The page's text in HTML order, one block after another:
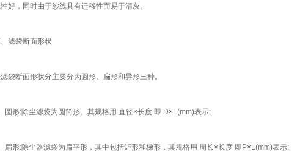
好，同时由于纱线具有迁移性而易于清灰。
滤袋断面形状
袋断面形状分主要分为圆形、扁形和异形三种。
圆形:除尘滤袋为圆筒形。其规格用 直径×长度 即 D×L(mm)表示;
扁形:除尘器滤袋为扁平形，其中包括矩形和梯形，其规格用 周长×长度 即P×L(mm)表示;